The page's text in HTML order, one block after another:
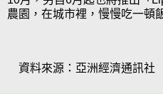
農園，在城市裡，慢慢吃一頓
資料來源：亞洲經濟通訊社